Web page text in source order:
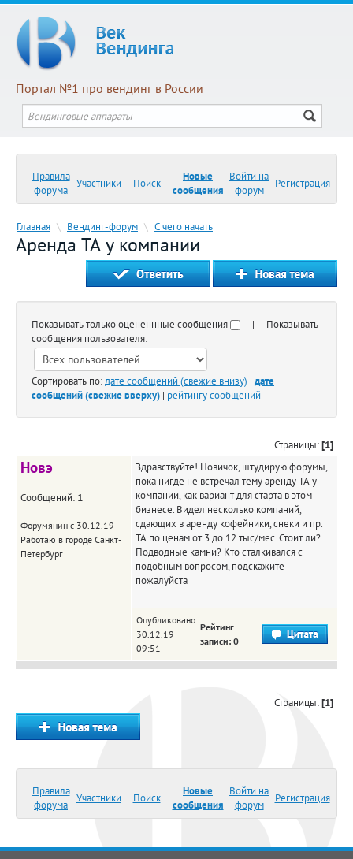
Портал №1 про вендинг в России
Правила
форума
Участники Поиск
Новые
сообщения
Войти на
форум
Регистрация
Главная \ Вендинг-форум \ С чего начать
Аренда ТА у компании
Показывать только оцененнные сообщения
| Показывать
сообщения пользователя:
Сортировать по:дате сообщений (свежие внизу) | дате
сообщений (свежие вверху) | рейтингу сообщений
Страницы:[1]
Новэ
Сообщений: 1
Форумянин с 30.12.19
Работаю в городе Санкт-
Петербург
Здравствуйте! Новичок, штудирую форумы,
пока нигде не встречал тему аренду ТА у
компании, как вариант для старта в этом
бизнесе. Видел несколько компаний,
сдающих в аренду кофейники, снеки и пр.
ТА по ценам от 3 до 12 тыс/мес. Стоит ли?
Подводные камни? Кто сталкивался с
подобным вопросом, подскажите
пожалуйста
Опубликовано:
30.12.19
09:51
Рейтинг
записи: 0
Страницы:[1]
Правила
форума
Участники Поиск
Новые
сообщения
Войти на
форум
Регистрация